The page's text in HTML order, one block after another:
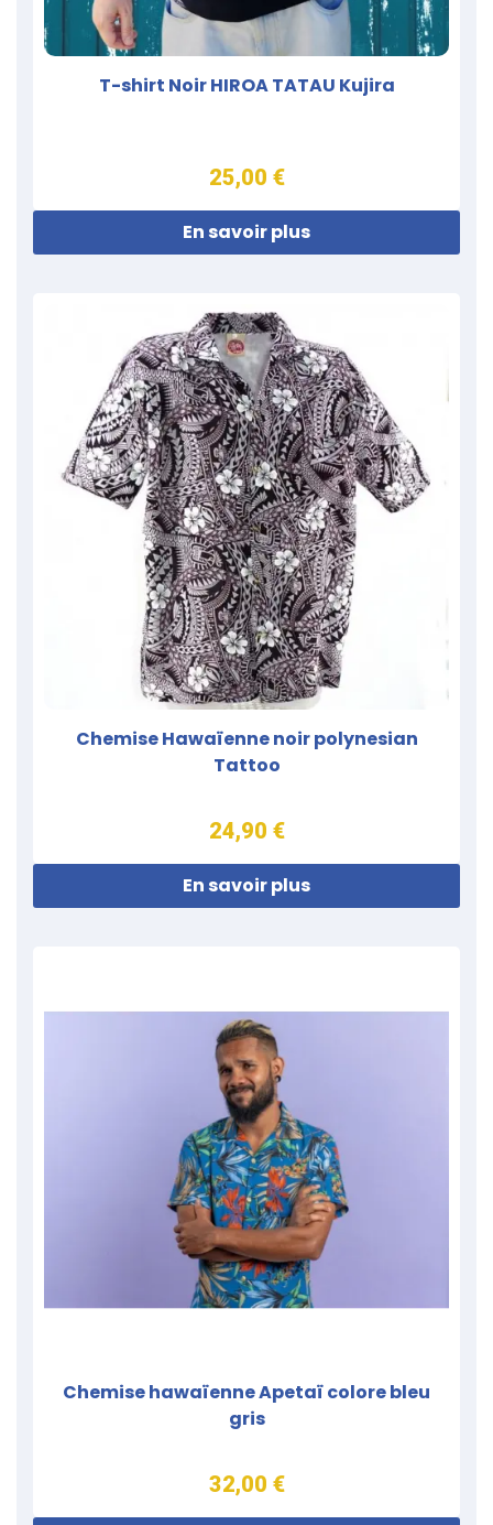
T-shirt Noir HIROA TATAU Kujira
25,00 €
En savoir plus
Chemise Hawaïenne noir polynesian
Tattoo
24,90 €
En savoir plus
Chemise hawaïenne Apetaï colore bleu
gris
32,00 €